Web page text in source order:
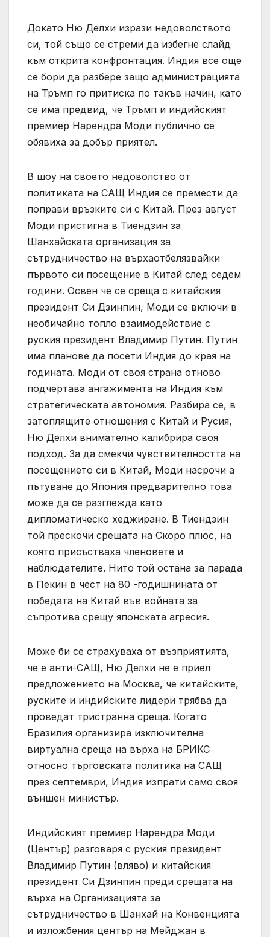
Докато Ню Делхи изрази недоволството
си, той също се стреми да избегне слайд
към открита конфронтация. Индия все още
се бори да разбере защо администрацията
на Тръмп го притиска по такъв начин, като
се има предвид, че Тръмп и индийският
премиер Нарендра Моди публично се
обявиха за добър приятел.
В шоу на своето недоволство от
политиката на САЩ Индия се премести да
поправи връзките си с Китай. През август
Моди пристигна в Тиендзин за
Шанхайската организация за
сътрудничество на върхаотбелязвайки
първото си посещение в Китай след седем
години. Освен че се среща с китайския
президент Си Дзинпин, Моди се включи в
необичайно топло взаимодействие с
руския президент Владимир Путин. Путин
има планове да посети Индия до края на
годината. Моди от своя страна отново
подчертава ангажимента на Индия към
стратегическата автономия. Разбира се, в
затоплящите отношения с Китай и Русия,
Ню Делхи внимателно калибрира своя
подход. За да смекчи чувствителността на
посещението си в Китай, Моди насрочи а
пътуване до Япония предварително това
може да се разглежда като
дипломатическо хеджиране. В Тиендзин
той прескочи срещата на Скоро плюс, на
която присъстваха членовете и
наблюдателите. Нито той остана за парада
в Пекин в чест на 80 -годишнината от
победата на Китай във войната за
съпротива срещу японската агресия.
Може би се страхуваха от възприятията,
че е анти-САЩ, Ню Делхи не е приел
предложението на Москва, че китайските,
руските и индийските лидери трябва да
проведат тристранна среща. Когато
Бразилия организира изключителна
виртуална среща на върха на БРИКС
относно търговската политика на САЩ
през септември, Индия изпрати само своя
външен министър.
Индийският премиер Нарендра Моди
(Център) разговаря с руския президент
Владимир Путин (вляво) и китайския
президент Си Дзинпин преди срещата на
върха на Организацията за
сътрудничество в Шанхай на Конвенцията
и изложбения център на Мейджан в